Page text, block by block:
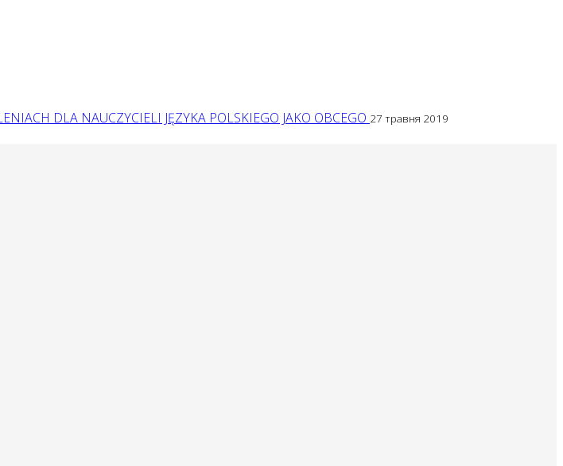
DLA NAUCZYCIELI JĘZYKA POLSKIEGO JAKO OBCEGO 27 травня 2019